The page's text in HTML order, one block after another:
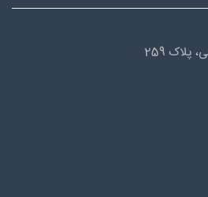
پلاک 259